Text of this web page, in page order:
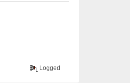
Logged